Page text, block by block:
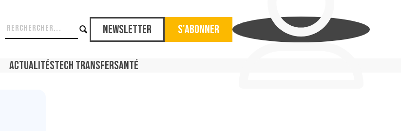
Newsletter S'abonner
ActualitésTech TransferSanté